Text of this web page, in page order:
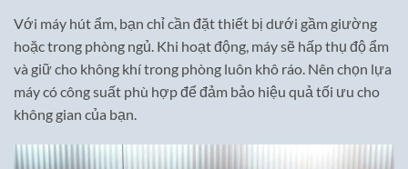
Với máy hút ẩm, bạn chỉ cần đặt thiết bị dưới gầm giường
hoặc trong phòng ngủ. Khi hoạt động, máy sẽ hấp thụ độ ẩm
và giữ cho không khí trong phòng luôn khô ráo. Nên chọn lựa
máy có công suất phù hợp để đảm bảo hiệu quả tối ưu cho
không gian của bạn.